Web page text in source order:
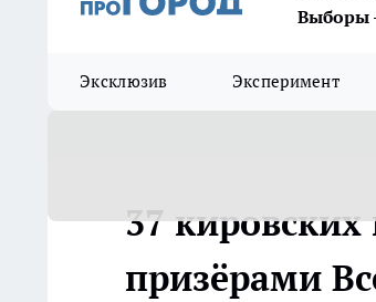
Выборы
Эксклюзив Эксперимент
37
призёрами